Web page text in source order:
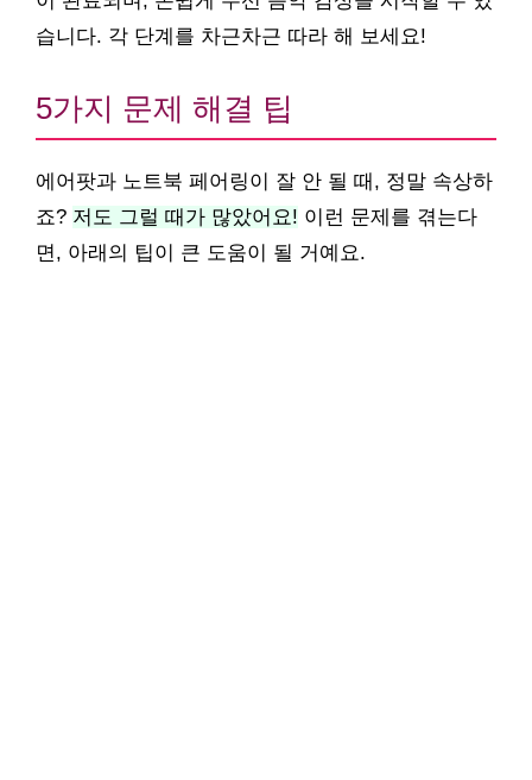
습니다. 각 단계를 차근차근 따라 해 보세요!
5가지 문제 해결 팁
에어팟과 노트북 페어링이 잘 안 될 때, 정말 속상하
죠? 저도 그럴 때가 많았어요! 이런 문제를 겪는다
면, 아래의 팁이 큰 도움이 될 거예요.